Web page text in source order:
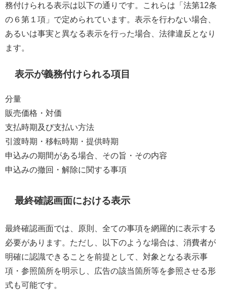
務付けられる表示は以下の通りです。これらは「法第12条
の６第１項」で定められています。表示を行わない場合、
あるいは事実と異なる表示を行った場合、法律違反となり
ます。
表示が義務付けられる項目
分量
販売価格・対価
支払時期及び支払い方法
引渡時期・移転時期・提供時期
申込みの期間がある場合、その旨・その内容
申込みの撤回・解除に関する事項
最終確認画面における表示
最終確認画面では、原則、全ての事項を網羅的に表示する
必要があります。ただし、以下のような場合は、消費者が
明確に認識できることを前提として、対象となる表示事
項・参照箇所を明示し、広告の該当箇所等を参照させる形
式も可能です。